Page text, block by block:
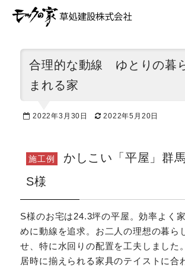
合理的な動線 ゆとりの暮
まれる家
2022年3月30日 2022年5月20日
施工例
かしこい「平屋」群
S様
S様のお宅は24.3坪の平屋。効率よく
めに動線を追求。お二人の理想の暮ら
せ、特に水回りの配置を工夫しました
居時に揃えられる家具のテイストに合